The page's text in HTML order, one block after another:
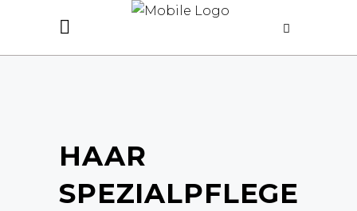
HAAR
SPEZIALPFLEGE